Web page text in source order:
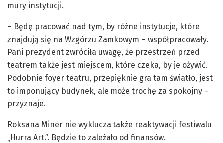
mury instytucji.
– Będę pracować nad tym, by różne instytucje, które
znajdują się na Wzgórzu Zamkowym – współpracowały.
Pani prezydent zwróciła uwagę, że przestrzeń przed
teatrem także jest miejscem, które czeka, by je ożywić.
Podobnie foyer teatru, przepięknie gra tam światło, jest
to imponujący budynek, ale może trochę za spokojny –
przyznaje.
Roksana Miner nie wyklucza także reaktywacji festiwalu
„Hurra Art.”. Będzie to zależało od finansów.